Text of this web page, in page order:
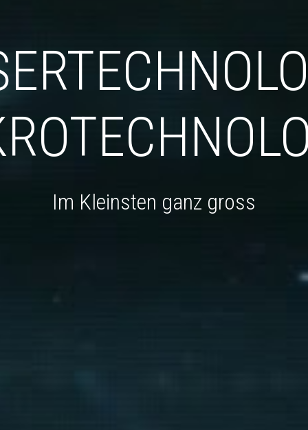
Im Kleinsten ganz gross